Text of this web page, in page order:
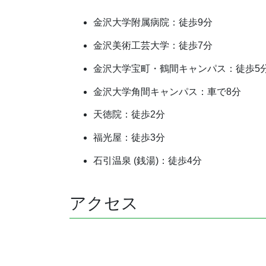
金沢大学附属病院：徒歩9分
金沢美術工芸大学：徒歩7分
金沢大学宝町・鶴間キャンパス：徒歩5
金沢大学角間キャンパス：車で8分
天徳院：徒歩2分
福光屋：徒歩3分
石引温泉 (銭湯)：徒歩4分
アクセス